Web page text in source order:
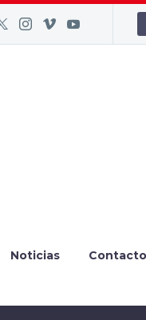
Noticias Contacto